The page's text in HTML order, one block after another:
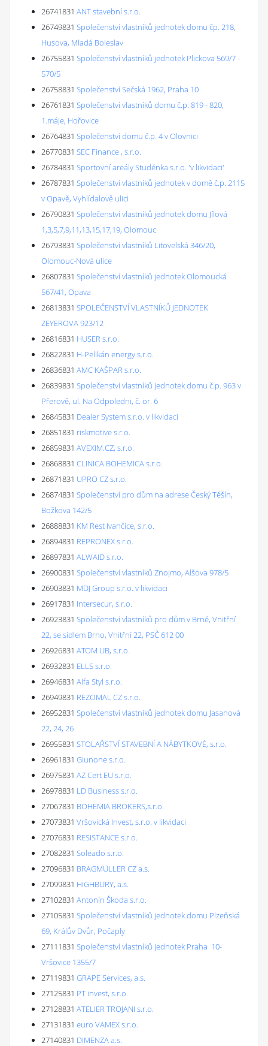
26741831 ANT stavební s.r.o.
26749831 Společenství vlastníků jednotek domu čp. 218,
Husova, Mladá Boleslav
26755831 Společenství vlastníků jednotek Plickova 569/7 -
570/5
26758831 Společenství Sečská 1962, Praha 10
26761831 Společenství vlastníků domu č.p. 819 - 820,
1.máje, Hořovice
26764831 Společenství domu č.p. 4 v Olovnici
26770831 SEC Finance , s.r.o.
26784831 Sportovní areály Studénka s.r.o. 'v likvidaci'
26787831 Společenství vlastníků jednotek v domě č.p. 2115
v Opavě, Vyhlídalově ulici
26790831 Společenství vlastníků jednotek domu Jílová
1,3,5,7,9,11,13,15,17,19, Olomouc
26793831 Společenství vlastníků Litovelská 346/20,
Olomouc-Nová ulice
26807831 Společenství vlastníků jednotek Olomoucká
567/41, Opava
26813831 SPOLEČENSTVÍ VLASTNÍKŮ JEDNOTEK
ZEYEROVA 923/12
26816831 HUSER s.r.o.
26822831 H-Pelikán energy s.r.o.
26836831 AMC KAŠPAR s.r.o.
26839831 Společenství vlastníků jednotek domu č.p. 963 v
Přerově, ul. Na Odpoledni, č. or. 6
26845831 Dealer System s.r.o. v likvidaci
26851831 riskmotive s.r.o.
26859831 AVEXIM.CZ, s.r.o.
26868831 CLINICA BOHEMICA s.r.o.
26871831 UPRO CZ s.r.o.
26874831 Společenství pro dům na adrese Český Těšín,
Božkova 142/5
26888831 KM Rest Ivančice, s.r.o.
26894831 REPRONEX s.r.o.
26897831 ALWAID s.r.o.
26900831 Společenství vlastníků Znojmo, Alšova 978/5
26903831 MDJ Group s.r.o. v likvidaci
26917831 Intersecur, s.r.o.
26923831 Společenství vlastníků pro dům v Brně, Vnitřní
22, se sídlem Brno, Vnitřní 22, PSČ 612 00
26926831 ATOM UB, s.r.o.
26932831 ELLS s.r.o.
26946831 Alfa Styl s.r.o.
26949831 REZOMAL CZ s.r.o.
26952831 Společenství vlastníků jednotek domu Jasanová
22, 24, 26
26955831 STOLAŘSTVÍ STAVEBNÍ A NÁBYTKOVÉ, s.r.o.
26961831 Giunone s.r.o.
26975831 AZ Cert EU s.r.o.
26978831 LD Business s.r.o.
27067831 BOHEMIA BROKERS,s.r.o.
27073831 Vršovická Invest, s.r.o. v likvidaci
27076831 RESISTANCE s.r.o.
27082831 Soleado s.r.o.
27096831 BRAGMÜLLER CZ a.s.
27099831 HIGHBURY, a.s.
27102831 Antonín Škoda s.r.o.
27105831 Společenství vlastníků jednotek domu Plzeňská
69, Králův Dvůr, Počaply
27111831 Společenství vlastníků jednotek Praha 10-
Vršovice 1355/7
27119831 GRAPE Services, a.s.
27125831 PT invest, s.r.o.
27128831 ATELIER TROJANI s.r.o.
27131831 euro VAMEX s.r.o.
27140831 DIMENZA a.s.